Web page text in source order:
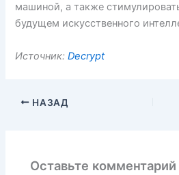
машиной, а также
будущем искусственного
Источник:Decrypt
НАЗАД
Оставьте комментарий